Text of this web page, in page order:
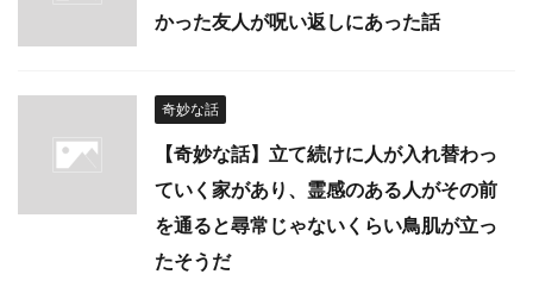
かった友人が呪い返しにあった話
奇妙な話
【奇妙な話】立て続けに人が入れ替わっ
ていく家があり、霊感のある人がその前
を通ると尋常じゃないくらい鳥肌が立っ
たそうだ